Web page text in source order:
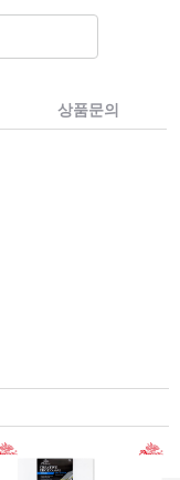
상품문의